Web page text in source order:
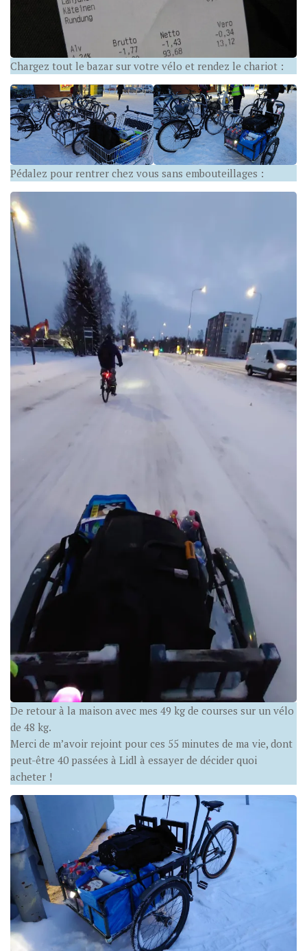
Chargez tout le bazar sur votre vélo et rendez le chariot :
Pédalez pour rentrer chez vous sans embouteillages :
De retour à la maison avec mes 49 kg de courses sur un vélo
de 48 kg.
Merci de m’avoir rejoint pour ces 55 minutes de ma vie, dont
peut-être 40 passées à Lidl à essayer de décider quoi
acheter !